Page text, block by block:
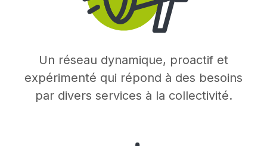
Un réseau dynamique, proactif et
expérimenté qui répond à des besoins
par divers services à la collectivité.